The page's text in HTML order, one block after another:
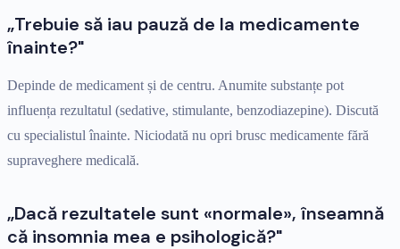
„Trebuie să iau pauză de la medicamente
înainte?"
Depinde de medicament și de centru. Anumite substanțe pot
influența rezultatul (sedative, stimulante, benzodiazepine). Discută
cu specialistul înainte. Niciodată nu opri brusc medicamente fără
supraveghere medicală.
„Dacă rezultatele sunt «normale», înseamnă
că insomnia mea e psihologică?"